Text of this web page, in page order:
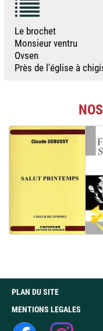
Le brochet
Monsieur ventru
Ovsen
Près de l'église à
PLAN DU SITE
MENTIONS LEGALES